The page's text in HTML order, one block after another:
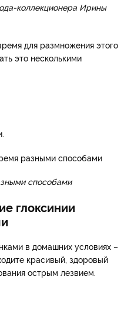
коллекционера Ирины
для размножения этого
это несколькими
способами
глоксинии
в домашних условиях –
красивый, здоровый
острым лезвием.